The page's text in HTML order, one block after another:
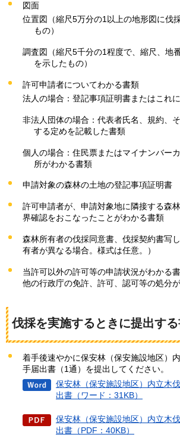
図面
位置図（縮尺5万分の1以上の地形図に伐
もの）
調査図（縮尺5千分の1程度で、縮尺、地
を示したもの）
許可申請者についてわかる書類
法人の場合：登記事項証明書またはこれ
非法人団体の場合：代表者氏名、規約、
する定めを記載した書類
個人の場合：住民票またはマイナンバー
所がわかる書類
申請対象の森林の土地の登記事項証明書
許可申請者が、申請対象地に隣接する森
界確認をおこなったことがわかる書類
森林所有者の伐採同意書、伐採契約書写
有者が異なる場合。様式は任意。）
当許可以外の許可等の申請状況がわかる
他の行政庁の免許、許可、認可等の処分が
伐採を実施するときに提出す
着手後速やかに保安林（保安施設地区）
手届出書（1通）を提出してください。
保安林（保安施設地区）内立木
出書（ワード：31KB）
保安林（保安施設地区）内立木
出書（PDF：40KB）